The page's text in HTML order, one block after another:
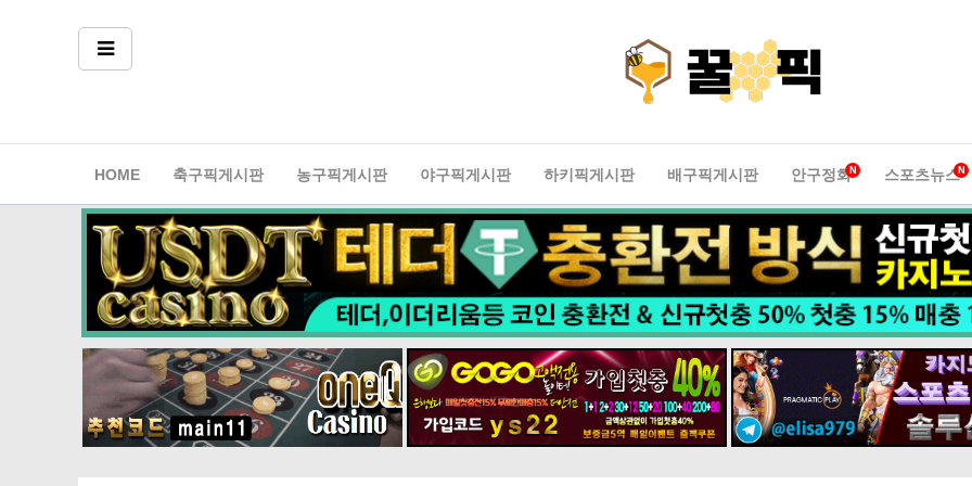
HOME 축구픽게시판 농구픽게시판 야구픽게시판 하키픽게시판 배구픽게시판 안구정화N 스포츠뉴스N